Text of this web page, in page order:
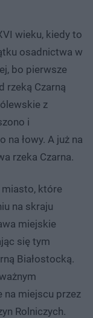
wieku, kiedy to
osadnictwa w
bo pierwsze
rzeką Czarną
z
i
na łowy. A już na
rzeka Czarna.
miasto, które
na skraju
miejskie
się tym
Białostocką.
na miejscu przez
Rolniczych.